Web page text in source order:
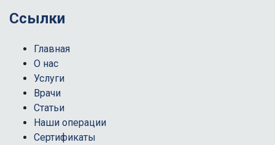
Ссылки
Главная
О нас
Услуги
Врачи
Статьи
Наши операции
Сертификаты